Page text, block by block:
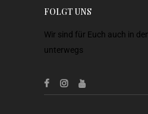
FOLGT UNS
Wir sind für Euch auch in
unterwegs